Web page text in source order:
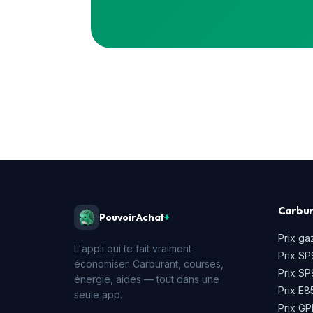
PouvoirAchat+
L'appli qui te fait vraiment
économiser. Carburant, courses,
énergie, aides — tout dans une
seule app.
Prix
Prix
Prix
Prix
Prix